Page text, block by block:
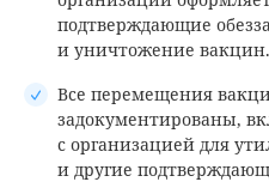
подтверждающие
и уничтожение вакцин.
Все перемещения
задокументированы,
с организацией для
и другие